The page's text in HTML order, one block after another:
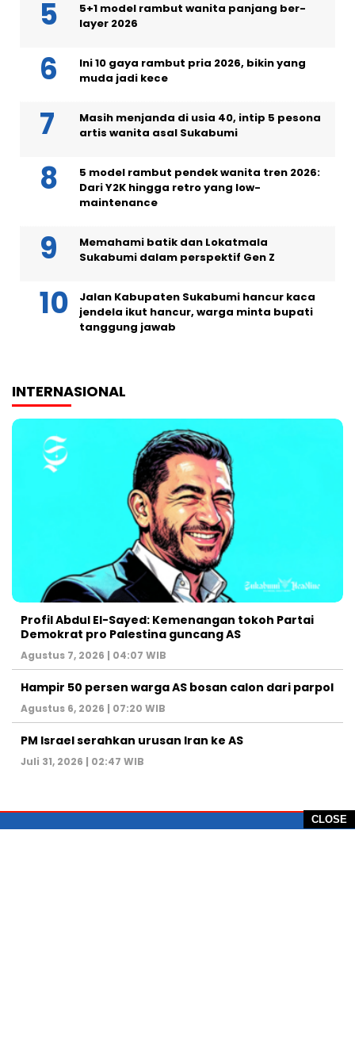
CLOSE
5+1 model rambut wanita panjang ber-
layer 2026
Ini 10 gaya rambut pria 2026, bikin yang
muda jadi kece
Masih menjanda di usia 40, intip 5 pesona
artis wanita asal Sukabumi
5 model rambut pendek wanita tren 2026:
Dari Y2K hingga retro yang low-
maintenance
Memahami batik dan Lokatmala
Sukabumi dalam perspektif Gen Z
Jalan Kabupaten Sukabumi hancur kaca
jendela ikut hancur, warga minta bupati
tanggung jawab
INTERNASIONAL
Profil Abdul El-Sayed: Kemenangan tokoh Partai
Demokrat pro Palestina guncang AS
Agustus 7, 2026 | 04:07 WIB
Hampir 50 persen warga AS bosan calon dari parpol
Agustus 6, 2026 | 07:20 WIB
PM Israel serahkan urusan Iran ke AS
Juli 31, 2026 | 02:47 WIB